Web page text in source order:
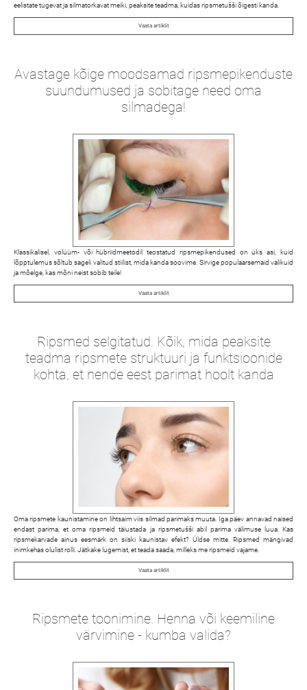
eelistate tugevat ja silmatorkavat meiki, peaksite teadma, kuidas ripsmetušši õigesti kanda.
Vaata artiklit
Avastage kõige moodsamad ripsmepikenduste
suundumused ja sobitage need oma
silmadega!
Klassikalisel, volüüm- või hübriidmeetodil teostatud ripsmepikendused on üks asi, kuid
lõpptulemus sõltub sageli valitud stiilist, mida kanda soovime. Sirvige populaarsemaid valikuid
ja mõelge, kas mõni neist sobib teile!
Vaata artiklit
Ripsmed selgitatud. Kõik, mida peaksite
teadma ripsmete struktuuri ja funktsioonide
kohta, et nende eest parimat hoolt kanda
Oma ripsmete kaunistamine on lihtsaim viis silmad parimaks muuta. Iga päev annavad naised
endast parima, et oma ripsmeid täiustada ja ripsmetušši abil parima välimuse luua. Kas
ripsmekarvade ainus eesmärk on siiski kaunistav efekt? Üldse mitte. Ripsmed mängivad
inimkehas olulist rolli. Jätkake lugemist, et teada saada, milleks me ripsmeid vajame.
Vaata artiklit
Ripsmete toonimine. Henna või keemiline
värvimine - kumba valida?